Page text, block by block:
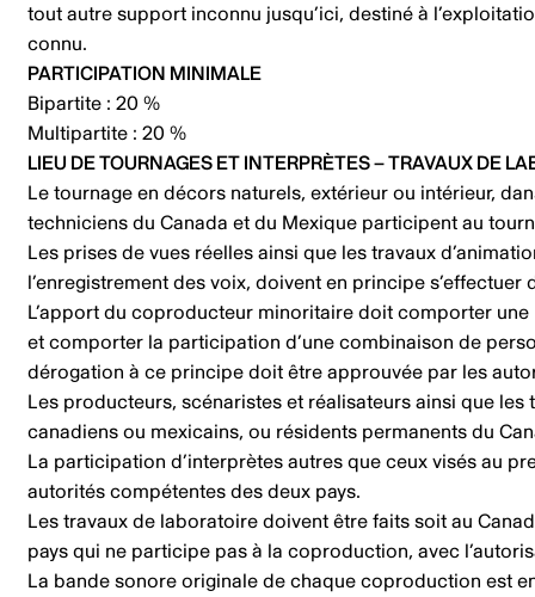
tout autre support inconnu jusqu’ici, destiné à
connu.
PARTICIPATION MINIMALE
Bipartite : 20 %
Multipartite : 20 %
LIEU DE TOURNAGES ET INTERPRÈTES – TRAVAUX DE
Le tournage en décors naturels, extérieur ou intérieur,
techniciens du Canada et du Mexique participent au
Les prises de vues réelles ainsi que les travaux
l’enregistrement des voix, doivent en principe
L’apport du coproducteur minoritaire doit comporter
et comporter la participation d’une combinaison de
dérogation à ce principe doit être approuvée par les
Les producteurs, scénaristes et réalisateurs ainsi que
canadiens ou mexicains, ou résidents permanents du
La participation d’interprètes autres que ceux visés au
autorités compétentes des deux pays.
Les travaux de laboratoire doivent être faits soit au
pays qui ne participe pas à la coproduction, avec
La bande sonore originale de chaque coproduction est